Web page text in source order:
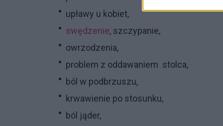
upławy u kobiet,
swędzenie, szczypanie,
owrzodzenia,
problem z oddawaniem stolca,
ból w podbrzuszu,
krwawienie po stosunku,
ból jąder,